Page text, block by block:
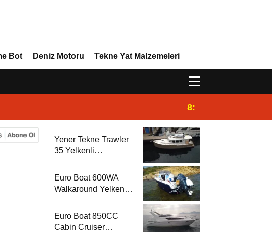
Bot Deniz Motoru Tekne Yat Malzemeleri
8:29
Yener Tekne Trawler
35 Yelkenli
Euro Boat 600WA
Walkaround Yelkenli
Euro Boat 850CC
Cabin Cruiser